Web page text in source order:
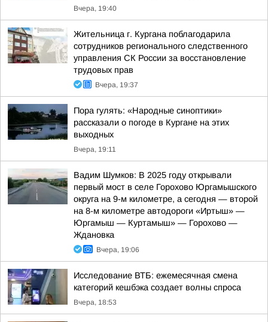
Вчера, 19:40
Жительница г. Кургана поблагодарила
сотрудников регионального следственного
управления СК России за восстановление
трудовых прав
Вчера, 19:37
Пора гулять: «Народные синоптики»
рассказали о погоде в Кургане на этих
выходных
Вчера, 19:11
Вадим Шумков: В 2025 году открывали
первый мост в селе Горохово Юргамышского
округа на 9-м километре, а сегодня — второй
на 8-м километре автодороги «Иртыш» —
Юргамыш — Куртамыш» — Горохово —
Ждановка
Вчера, 19:06
Исследование ВТБ: ежемесячная смена
категорий кешбэка создает волны спроса
Вчера, 18:53